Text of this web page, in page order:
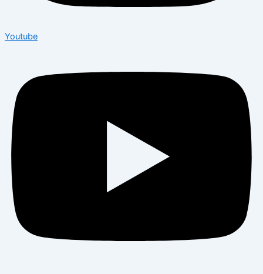
Youtube